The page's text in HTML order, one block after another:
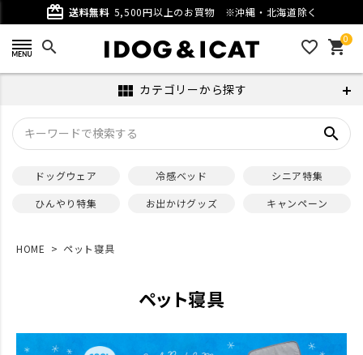
card_giftcard 送料無料 5,500円以上のお買物 ※沖縄・北海道除く
search favorite_outline 0
shopping_cart
view_module カテゴリーから探す
search
ドッグウェア 冷感ベッド
シニア特集
ひんやり特集
お出かけグッズ キャンペーン
HOME ペット寝具
ペット寝具